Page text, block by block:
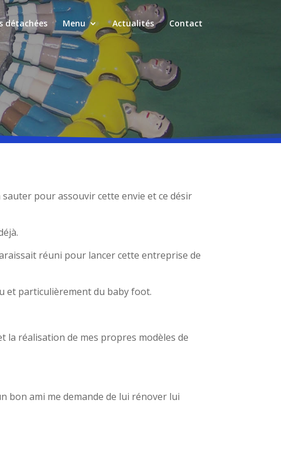
détachées Menu Actualités Contact
sauter pour assouvir cette envie et ce désir
réuni pour lancer cette entreprise de
et particulièrement du baby foot.
la réalisation de mes propres modèles de
bon ami me demande de lui rénover lui